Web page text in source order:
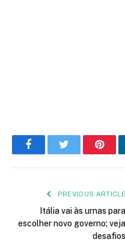
FacebookTwitter
PREVIOUS ARTICLE
Itália vai às urnas para
escolher novo governo; veja
desafios